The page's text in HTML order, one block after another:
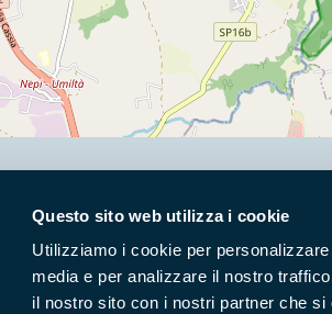
Questo sito web utilizza i cookie
Utilizziamo i cookie per
media e per analizzare il nostro
il nostro sito con i nostri partner che